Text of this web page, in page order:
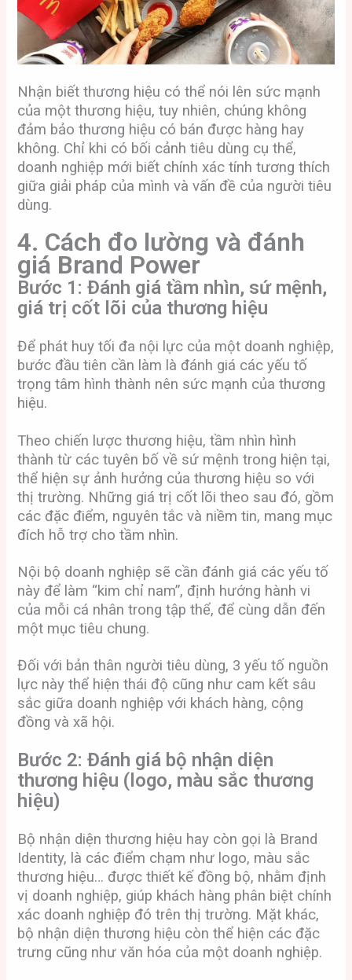
Nhận biết thương hiệu có thể nói lên sức mạnh
của một thương hiệu, tuy nhiên, chúng không
đảm bảo thương hiệu có bán được hàng hay
không. Chỉ khi có bối cảnh tiêu dùng cụ thể,
doanh nghiệp mới biết chính xác tính tương thích
giữa giải pháp của mình và vấn đề của người tiêu
dùng.
4. Cách đo lường và đánh
giá Brand Power
Bước 1: Đánh giá tầm nhìn, sứ mệnh,
giá trị cốt lõi của thương hiệu
Để phát huy tối đa nội lực của một doanh nghiệp,
bước đầu tiên cần làm là đánh giá các yếu tố
trọng tâm hình thành nên sức mạnh của thương
hiệu.
Theo chiến lược thương hiệu, tầm nhìn hình
thành từ các tuyên bố về sứ mệnh trong hiện tại,
thể hiện sự ảnh hưởng của thương hiệu so với
thị trường. Những giá trị cốt lõi theo sau đó, gồm
các đặc điểm, nguyên tắc và niềm tin, mang mục
đích hỗ trợ cho tầm nhìn.
Nội bộ doanh nghiệp sẽ cần đánh giá các yếu tố
này để làm “kim chỉ nam”, định hướng hành vi
của mỗi cá nhân trong tập thể, để cùng dẫn đến
một mục tiêu chung.
Đối với bản thân người tiêu dùng, 3 yếu tố nguồn
lực này thể hiện thái độ cũng như cam kết sâu
sắc giữa doanh nghiệp với khách hàng, cộng
đồng và xã hội.
Bước 2: Đánh giá bộ nhận diện
thương hiệu (logo, màu sắc thương
hiệu)
Bộ nhận diện thương hiệu hay còn gọi là Brand
Identity, là các điểm chạm như logo, màu sắc
thương hiệu… được thiết kế đồng bộ, nhằm định
vị doanh nghiệp, giúp khách hàng phân biệt chính
xác doanh nghiệp đó trên thị trường. Mặt khác,
bộ nhận diện thương hiệu còn thể hiện các đặc
trưng cũng như văn hóa của một doanh nghiệp.